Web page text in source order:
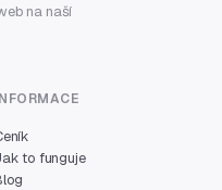
na naší
to funguje